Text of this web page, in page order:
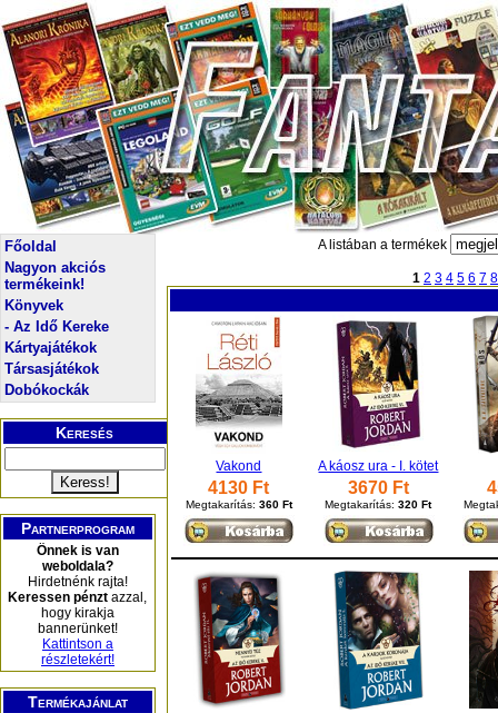
Főoldal
Nagyon akciós
termékeink!
Könyvek
- Az Idő Kereke
Kártyajátékok
Társasjátékok
Dobókockák
Keresés
Partnerprogram
Önnek is van
weboldala?
Hirdetnénk rajta!
Keressen pénzt azzal,
hogy kirakja
bannerünket!
Kattintson a
részletekért!
Termékajánlat
A listában a termékek
1 2 3 4 5 6 7 8
Vakond A káosz ura - I. kötet
4130 Ft
Megtakarítás: 360 Ft
3670 Ft
Megtakarítás:320 Ft